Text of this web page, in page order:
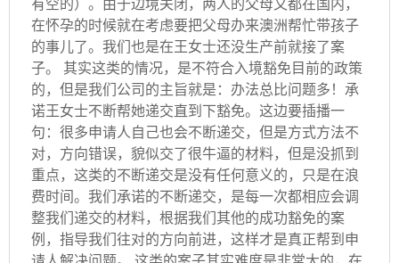
在怀孕的时候就在考虑要把父母办来澳洲帮忙带孩子
的事儿了。我们也是在王女士还没生产前就接了案
子。 其实这类的情况，是不符合入境豁免目前的政策
的，但是我们公司的主旨就是：办法总比问题多！承
诺王女士不断帮她递交直到下豁免。这边要插播一
句：很多申请人自己也会不断递交，但是方式方法不
对，方向错误，貌似交了很牛逼的材料，但是没抓到
重点，这类的不断递交是没有任何意义的，只是在浪
费时间。我们承诺的不断递交，是每一次都相应会调
整我们递交的材料，根据我们其他的成功豁免的案
例，指导我们往对的方向前进，这样才是真正帮到申